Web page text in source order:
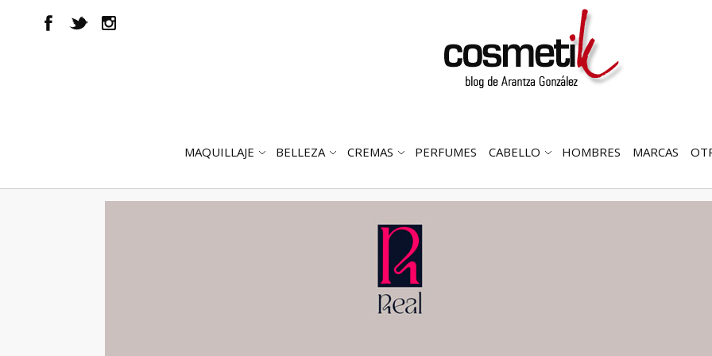
ABRIR
MAQUILLAJE
ABRIR
BELLEZA
ABRIR
CREMAS PERFUMES
ABRIR
CABELLO HOMBRES MARCAS